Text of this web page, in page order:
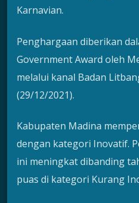
Karnavian.
Penghargaan diberikan
Government Award oleh
melalui kanal Badan
(29/12/2021).
Kabupaten Madina
dengan kategori Inovatif.
ini meningkat dibanding
puas di kategori Kurang